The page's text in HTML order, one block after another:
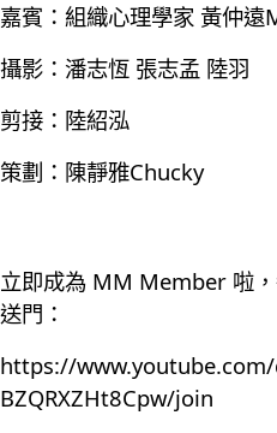
嘉賓：組織心理學家 黃仲遠
攝影：潘志恆 張志孟 陸羽
剪接：陸紹泓
策劃：陳靜雅Chucky
立即成為 MM Member 啦
送門：
https://
BZQRXZHt8Cpw/join